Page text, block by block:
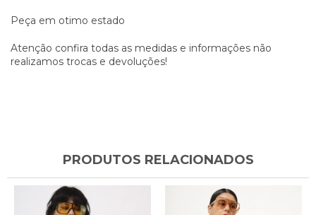
Peça em otimo estado
Atenção confira todas as medidas e informações não
realizamos trocas e devoluções!
PRODUTOS RELACIONADOS